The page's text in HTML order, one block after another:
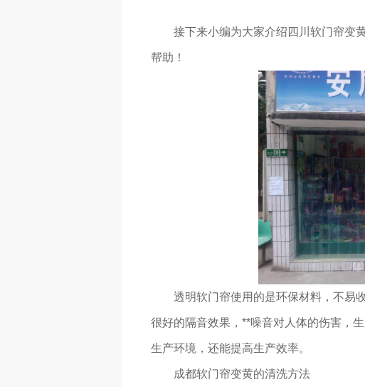
接下来小编为大家介绍四川软门帘变
帮助！
透明软门帘使用的是环保材料，不易
很好的隔音效果，**噪音对人体的伤害，
生产环境，还能提高生产效率。
成都软门帘变黄的清洗方法